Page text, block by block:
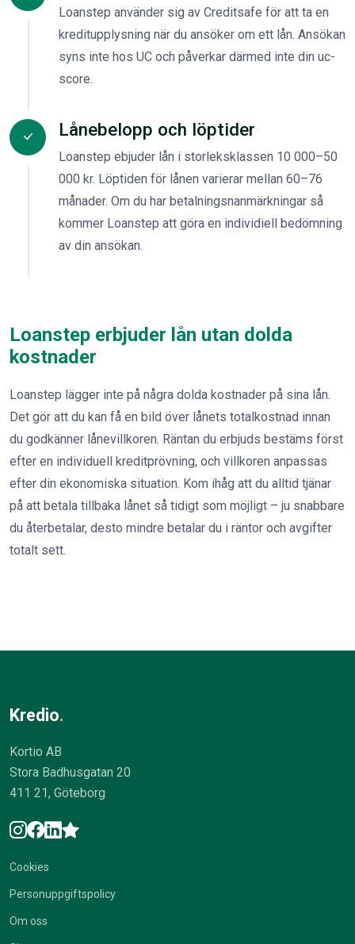
Loanstep använder sig av Creditsafe för att ta en
kreditupplysning när du ansöker om ett lån. Ansökan
syns inte hos UC och påverkar därmed inte din uc-
score.
Lånebelopp och löptider
Loanstep ebjuder lån i storleksklassen 10 000–50
000 kr. Löptiden för lånen varierar mellan 60–76
månader. Om du har betalningsnanmärkningar så
kommer Loanstep att göra en individiell bedömning
av din ansökan.
Loanstep erbjuder lån utan dolda
kostnader
Loanstep lägger inte på några dolda kostnader på sina lån.
Det gör att du kan få en bild över lånets totalkostnad innan
du godkänner lånevillkoren. Räntan du erbjuds bestäms först
efter en individuell kreditprövning, och villkoren anpassas
efter din ekonomiska situation. Kom ihåg att du alltid tjänar
på att betala tillbaka lånet så tidigt som möjligt – ju snabbare
du återbetalar, desto mindre betalar du i räntor och avgifter
totalt sett.
Kredio.
Kortio AB
Stora Badhusgatan 20
411 21, Göteborg
Cookies
Personuppgiftspolicy
Om oss